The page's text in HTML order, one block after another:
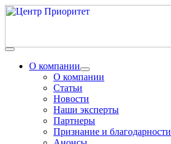
О компании
О компании
Статьи
Новости
Наши эксперты
Партнеры
Признание и благодарности